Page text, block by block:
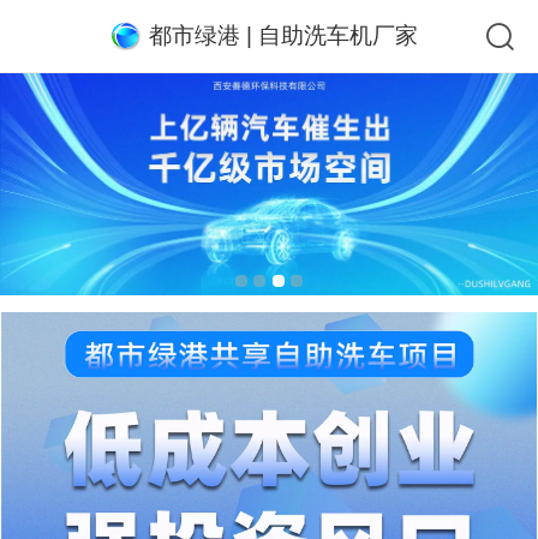
都市绿港 | 自助洗车机厂家